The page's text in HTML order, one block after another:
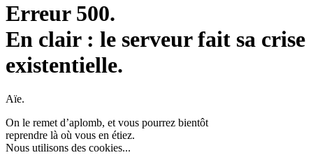
Erreur 500.
En clair : le serveur fait sa crise
existentielle.
Aïe.
On le remet d’aplomb, et vous pourrez bientôt
reprendre là où vous en étiez.
Nous utilisons des cookies...